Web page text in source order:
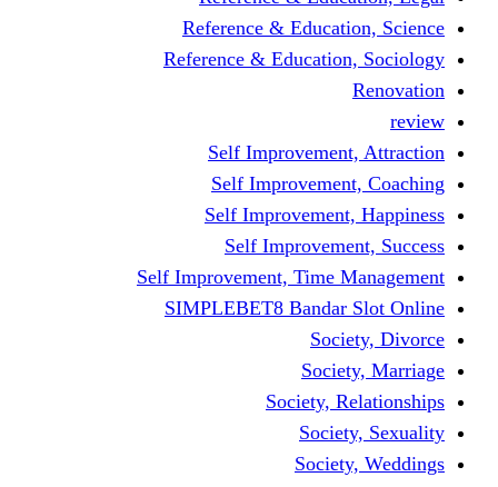
Reference &
Reference &
Self
Self
Self
Self
Self Improvement, Time
SIMPLEBET8 Bandar
Society,